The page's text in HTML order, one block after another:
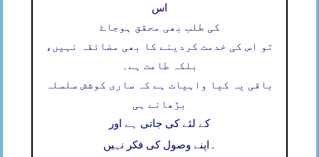
اس
کی طلب بھی محقق ہوجاۓ
تو اس کی خدمت کردینے کا بھی مضائقہ نہیں،
بلکہ طاعت ہے۔
باقی یہ کیا واہیات ہے کہ ساری کوشش سلسلہ
بڑھانے ہی
کے لئے کی جاتی ہے اور
اپنے وصول کی فکر نہیں ۔